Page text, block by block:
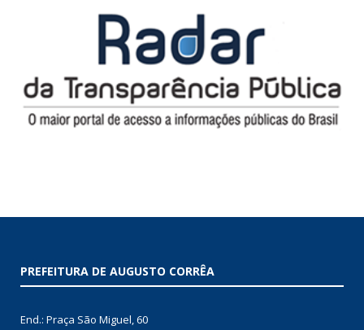
PREFEITURA DE AUGUSTO CORRÊA
End.: Praça São Miguel, 60